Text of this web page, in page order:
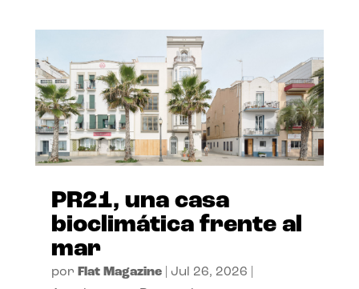
PR21, una casa
bioclimática frente al
mar
por Flat Magazine| Jul 26, 2026